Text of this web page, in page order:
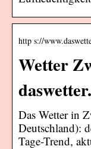
http s://
Wetter
Das Wetter in
Deutschland):
Tage-Trend,